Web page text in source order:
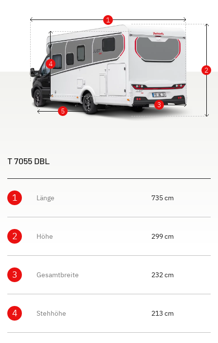
1
2
3
4
5
T 7055 DBL
1 Länge 735 cm
2 Höhe 299 cm
3 Gesamtbreite 232 cm
4 Stehhöhe 213 cm